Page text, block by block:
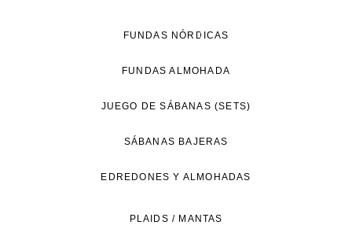
FUNDAS NÓRDICAS
FUNDAS ALMOHADA
JUEGO DE SÁBANAS (SETS)
SÁBANAS BAJERAS
EDREDONES Y ALMOHADAS
PLAIDS / MANTAS